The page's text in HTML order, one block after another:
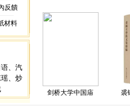
反饋
材料
语
汽
炒
剑桥大学中国庙 裘